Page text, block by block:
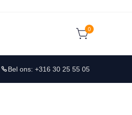
0
Bel ons: +316 30 25 55 05